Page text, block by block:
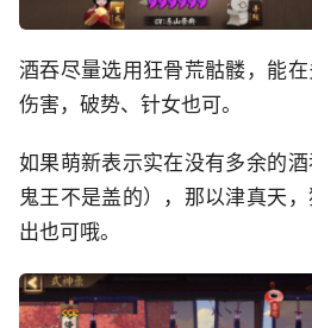
酒吞尽量选用狂骨荒骷髅，能
伤害，破势、针女也可。
如果萌新表示实在没有多余的
鬼王不是盖的），那以津真天
出也可哦。